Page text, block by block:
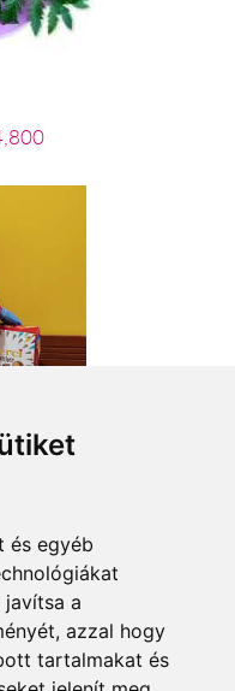
és egyéb
a
azzal hogy
tartalmakat és
methods